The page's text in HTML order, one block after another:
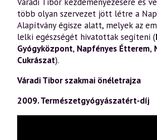
több olyan szervezet jött létre a
Alapítvány égisze alatt, melyek az
lelki egészségét hivatottak segíteni (
Gyógyközpont, Napfényes Étterem,
Cukrászat).
Váradi Tibor szakmai önéletrajza
2009. Természetgyógyászatért-díj